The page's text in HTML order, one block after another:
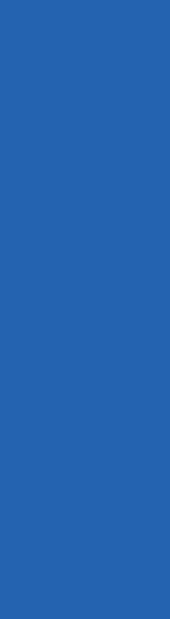
Auslastung
von AM, L und
dauert 2 Jahre.